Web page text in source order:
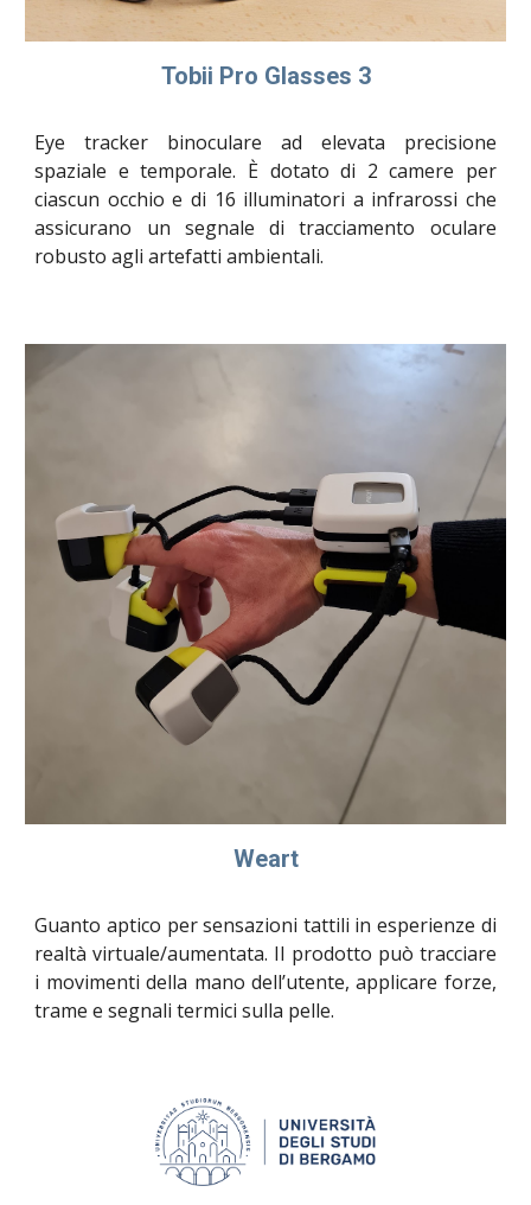
Tobii Pro Glasses 3
Eye tracker binoculare ad elevata precisione
spaziale e temporale. È dotato di 2 camere per
ciascun occhio e di 16 illuminatori a infrarossi che
assicurano un segnale di tracciamento oculare
robusto agli artefatti ambientali.
Weart
Guanto aptico per sensazioni tattili in esperienze di
realtà virtuale/aumentata. Il prodotto può tracciare
i movimenti della mano dell’utente, applicare forze,
trame e segnali termici sulla pelle.